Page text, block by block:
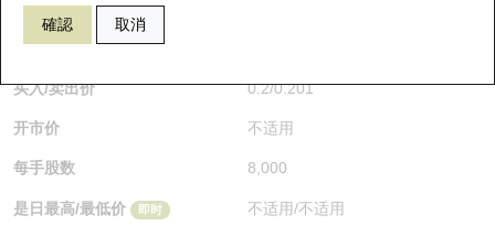
確認 取消
$0.201 0.002
买入/卖出价 0.2/0.201
开市价 不适用
每手股数 8,000
是日最高/最低价 即时 不适用/不适用
认股证到期结算价查找
认股证分析仪
认股证速算机
正股牛熊证列表
新发行瑞银牛熊证
已收回牛熊证剩余价值
资金流
街货统计
三十大平均引伸波幅
国指成份股
科指成份股
相关资产沽空
认股证投资者教育
牛熊证投资者教育
认股证牛熊证常问问题